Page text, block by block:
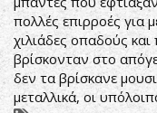
πολλές επιρροές για
χιλιάδες οπαδούς
βρίσκονταν στο
δεν τα βρίσκανε
μεταλλικά, οι